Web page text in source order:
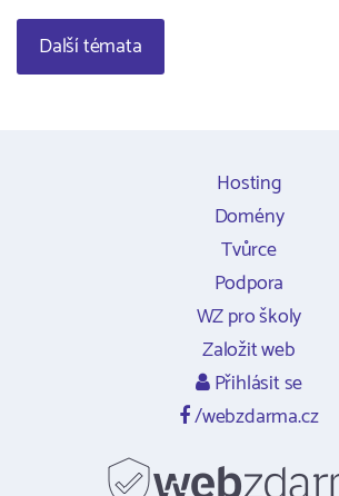
Další témata
Hosting
Domény
Tvůrce
Podpora
WZ pro školy
Založit web
Přihlásit se
/webzdarma.cz